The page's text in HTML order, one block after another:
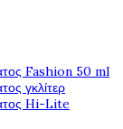
Fashion 50 ml
γκλίτερ
Hi-Lite